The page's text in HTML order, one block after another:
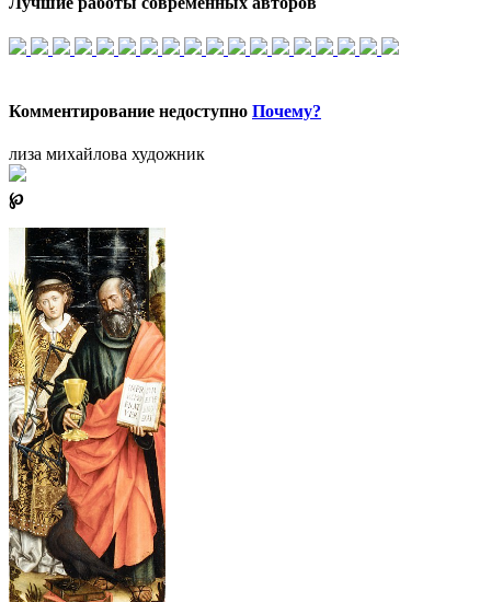
Комментирование недоступно Почему?
лиза михайлова художник
℘